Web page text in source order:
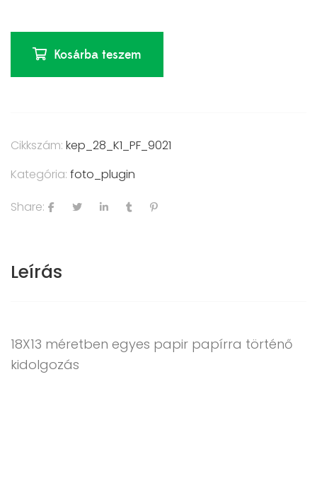
Kosárba teszem
Cikkszám: kep_28_K1_PF_9021
Kategória: foto_plugin
Share:
Leírás
18X13 méretben egyes papir papírra történő
kidolgozás